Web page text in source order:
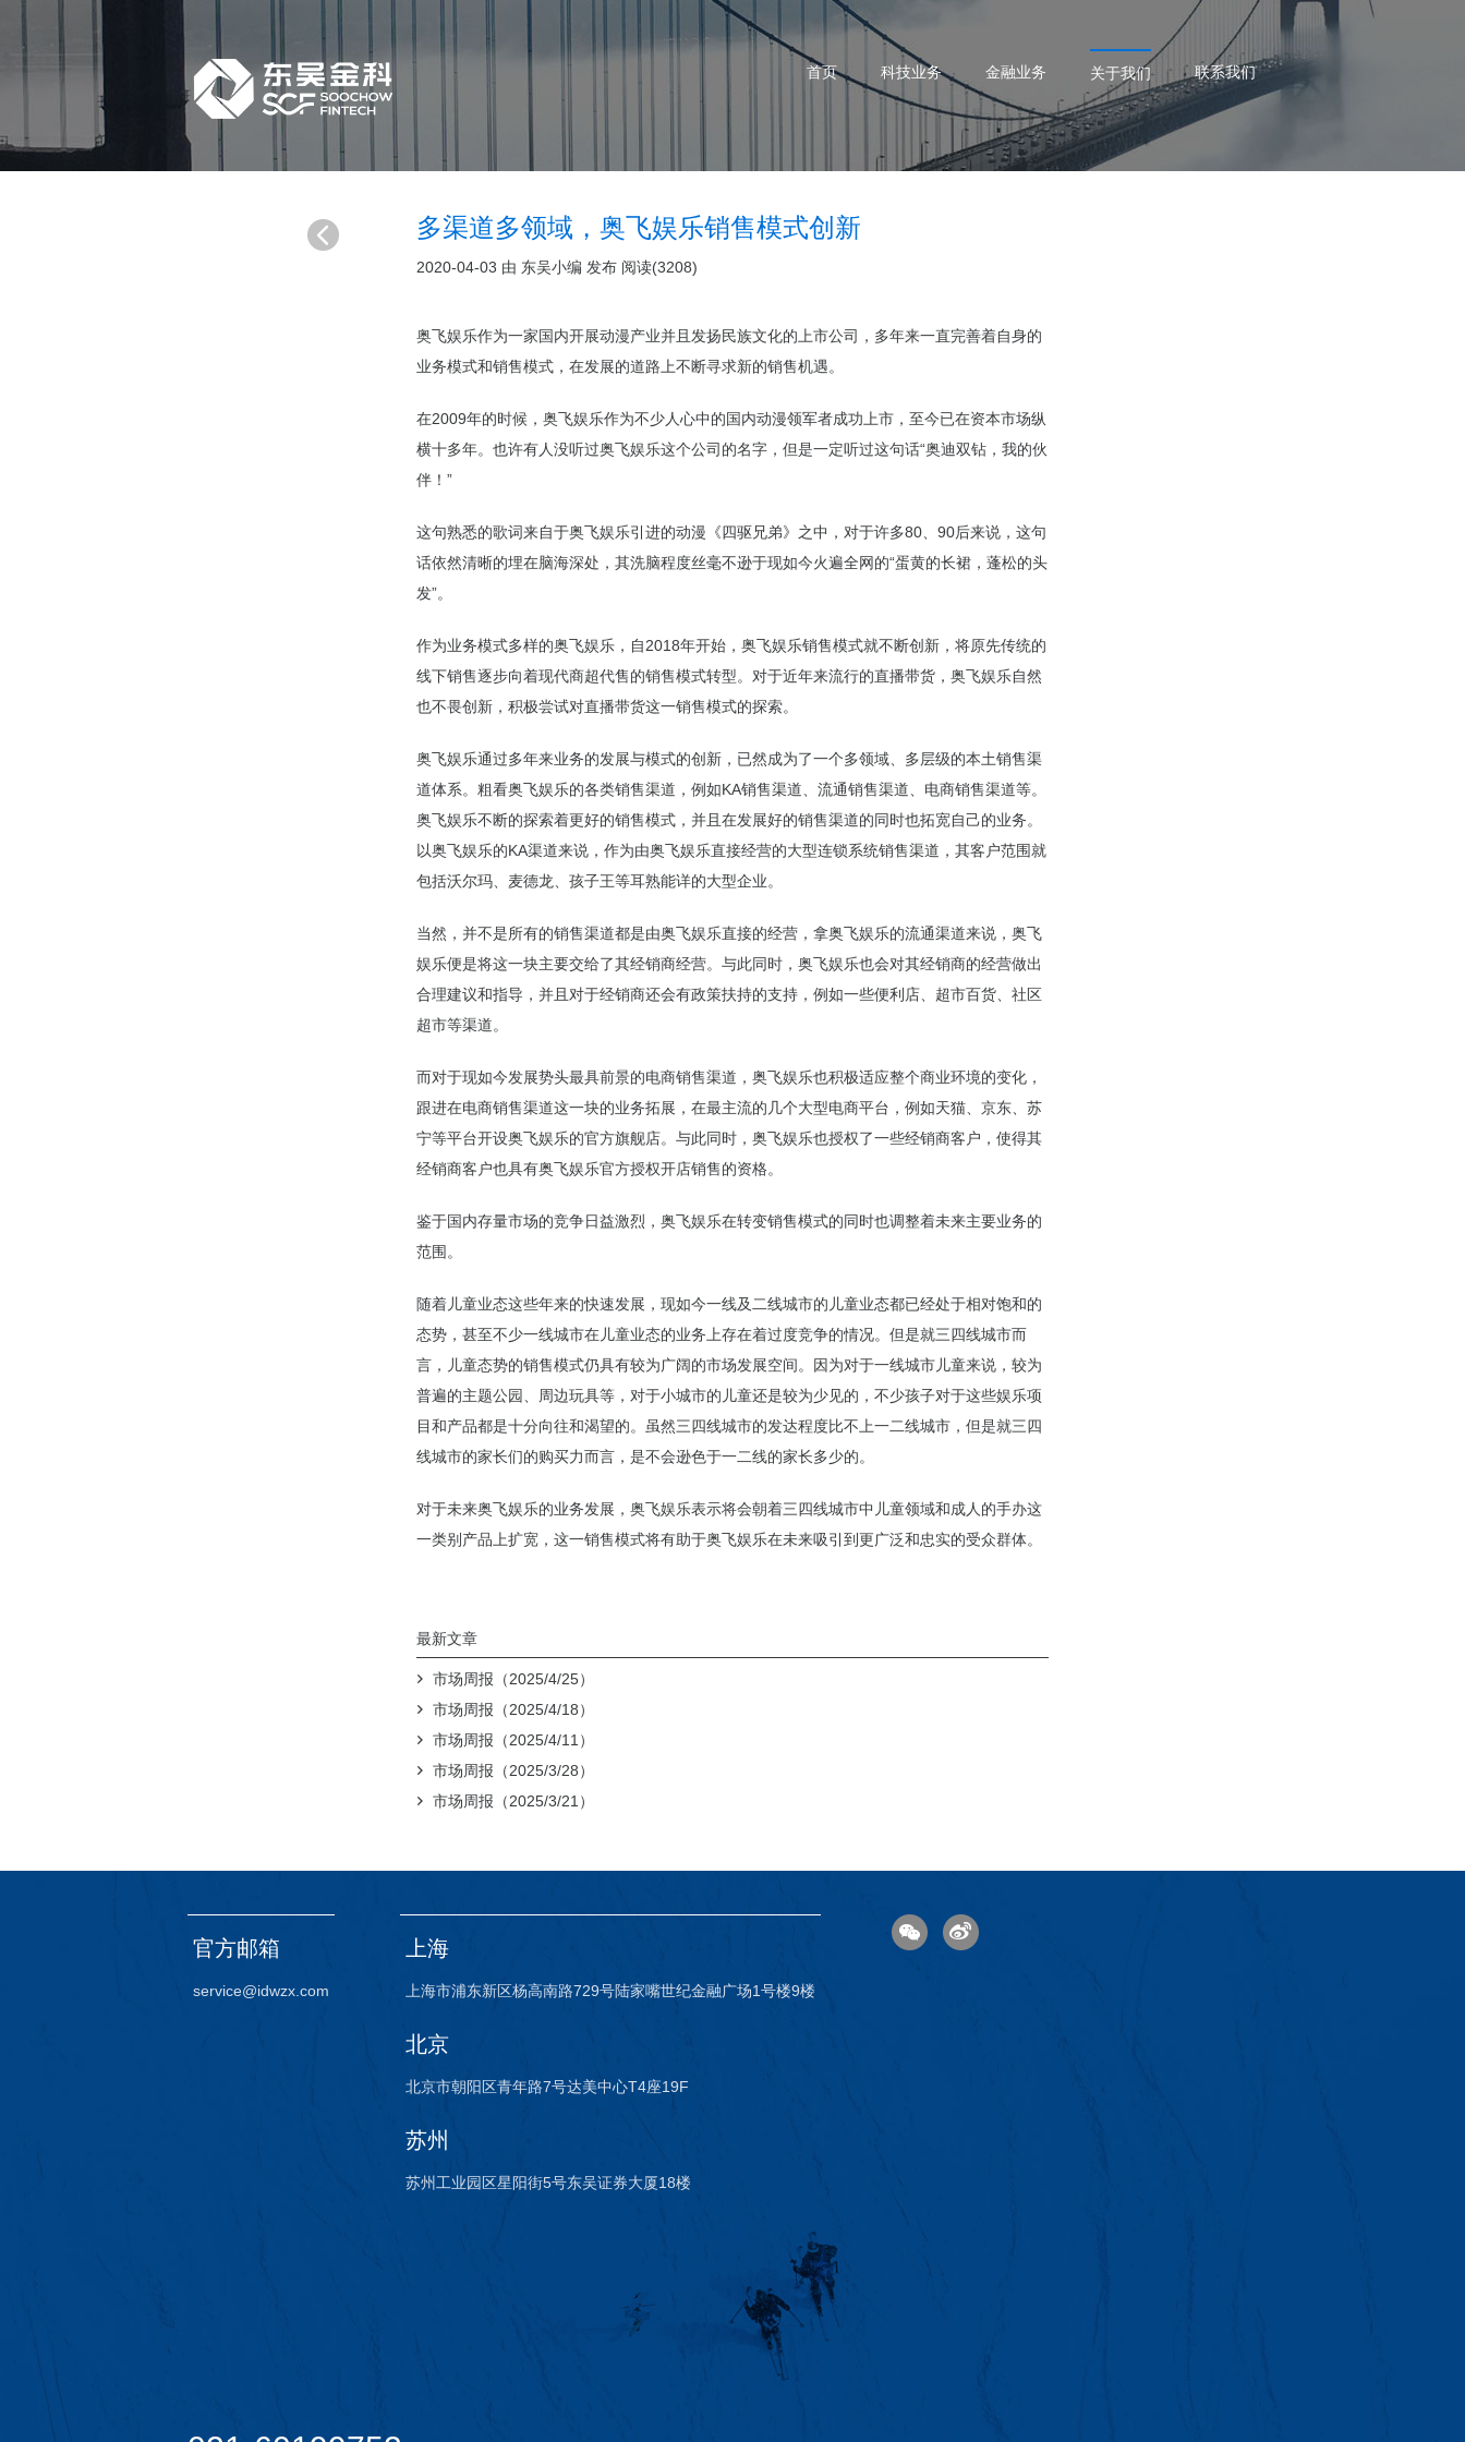
首页 科技业务 金融业务 关于我们 联系我们
多渠道多领域，奥飞娱乐销售模式创新
2020-04-03 由 东吴小编 发布 阅读(3208)
奥飞娱乐作为一家国内开展动漫产业并且发扬民族文化的上市公司，多年来一直完善着自身的
业务模式和销售模式，在发展的道路上不断寻求新的销售机遇。
在2009年的时候，奥飞娱乐作为不少人心中的国内动漫领军者成功上市，至今已在资本市场纵
横十多年。也许有人没听过奥飞娱乐这个公司的名字，但是一定听过这句话“奥迪双钻，我的伙
伴！”
这句熟悉的歌词来自于奥飞娱乐引进的动漫《四驱兄弟》之中，对于许多80、90后来说，这句
话依然清晰的埋在脑海深处，其洗脑程度丝毫不逊于现如今火遍全网的“蛋黄的长裙，蓬松的头
发”。
作为业务模式多样的奥飞娱乐，自2018年开始， 奥飞娱乐销售模式就不断创新，将原先传统的
线下销售逐步向着现代商超代售的销售模式转型。对于近年来流行的直播带货，奥飞娱乐自然
也不畏创新，积极尝试对直播带货这一销售模式的探索。
奥飞娱乐通过多年来业务的发展与模式的创新，已然成为了一个多领域、多层级的本土销售渠
道体系。粗看奥飞娱乐的各类销售渠道，例如KA销售渠道、流通销售渠道、电商销售渠道等。
奥飞娱乐不断的探索着更好的销售模式，并且在发展好的销售渠道的同时也拓宽自己的业务。
以奥飞娱乐的KA渠道来说，作为由奥飞娱乐直接经营的大型连锁系统销售渠道，其客户范围就
包括沃尔玛、麦德龙、孩子王等耳熟能详的大型企业。
当然，并不是所有的销售渠道都是由奥飞娱乐直接的经营，拿奥飞娱乐的流通渠道来说，奥飞
娱乐便是将这一块主要交给了其经销商经营。与此同时，奥飞娱乐也会对其经销商的经营做出
合理建议和指导，并且对于经销商还会有政策扶持的支持，例如一些便利店、超市百货、社区
超市等渠道。
而对于现如今发展势头最具前景的电商销售渠道，奥飞娱乐也积极适应整个商业环境的变化，
跟进在电商销售渠道这一块的业务拓展，在最主流的几个大型电商平台，例如天猫、京东、苏
宁等平台开设奥飞娱乐的官方旗舰店。与此同时，奥飞娱乐也授权了一些经销商客户，使得其
经销商客户也具有奥飞娱乐官方授权开店销售的资格。
鉴于国内存量市场的竞争日益激烈，奥飞娱乐在转变销售模式的同时也调整着未来主要业务的
范围。
随着儿童业态这些年来的快速发展，现如今一线及二线城市的儿童业态都已经处于相对饱和的
态势，甚至不少一线城市在儿童业态的业务上存在着过度竞争的情况。但是就三四线城市而
言，儿童态势的销售模式仍具有较为广阔的市场发展空间。因为对于一线城市儿童来说，较为
普遍的主题公园、周边玩具等，对于小城市的儿童还是较为少见的，不少孩子对于这些娱乐项
目和产品都是十分向往和渴望的。虽然三四线城市的发达程度比不上一二线城市，但是就三四
线城市的家长们的购买力而言，是不会逊色于一二线的家长多少的。
对于未来奥飞娱乐的业务发展，奥飞娱乐表示将会朝着三四线城市中儿童领域和成人的手办这
一类别产品上扩宽，这一销售模式将有助于奥飞娱乐在未来吸引到更广泛和忠实的受众群体。
最新文章
市场周报（2025/4/25）
市场周报（2025/4/18）
市场周报（2025/4/11）
市场周报（2025/3/28）
市场周报（2025/3/21）
官方邮箱
service@idwzx.com
上海
上海市浦东新区杨高南路729号陆家嘴世纪金融广场1号楼9楼
北京
北京市朝阳区青年路7号达美中心T4座19F
苏州
苏州工业园区星阳街5号东吴证券大厦18楼